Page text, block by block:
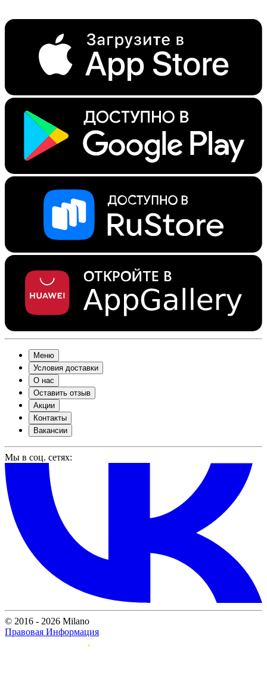
Меню
Условия доставки
О нас
Оставить отзыв
Акции
Контакты
Вакансии
Мы в соц. сетях:
© 2016 - 2026 Milano
Правовая Информация